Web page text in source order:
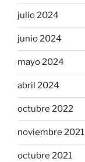
julio 2024
junio 2024
mayo 2024
abril 2024
octubre 2022
noviembre 2021
octubre 2021